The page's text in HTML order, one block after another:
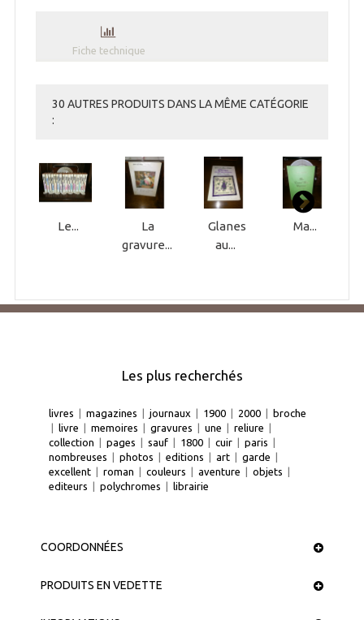
Fiche technique
30 AUTRES PRODUITS DANS LA MÊME CATÉGORIE
:
Le...
La
gravure...
Glanes
au...
Ma...
Les plus recherchés
livres | magazines | journaux | 1900 | 2000 | broche
| livre | memoires | gravures | une | reliure |
collection | pages | sauf | 1800 | cuir | paris |
nombreuses | photos | editions | art | garde |
excellent | roman | couleurs | aventure | objets |
editeurs | polychromes | librairie
COORDONNÉES
PRODUITS EN VEDETTE